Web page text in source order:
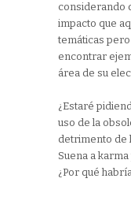
considerando
impacto que
temáticas
encontrar
área de su
¿Estaré
uso de la
detrimento de
Suena a
¿Por qué